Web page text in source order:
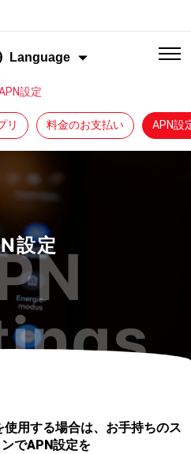
Language
設定
リ 料金のお支払い APN設
設定
用する場合は、お手持ちのス
でAPN設定を